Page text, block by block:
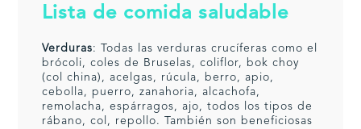
Lista de comida saludable
Verduras: Todas las verduras crucíferas como el
brócoli, coles de Bruselas, coliflor, bok choy
(col china), acelgas, rúcula, berro, apio,
cebolla, puerro, zanahoria, alcachofa,
remolacha, espárragos, ajo, todos los tipos de
rábano, col, repollo. También son beneficiosas